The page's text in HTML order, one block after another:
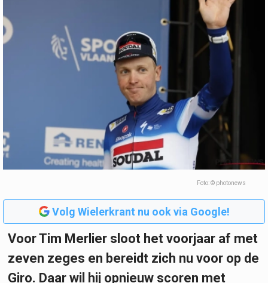
Foto: © photonews
Volg Wielerkrant nu ook via Google!
Voor Tim Merlier sloot het voorjaar af met
zeven zeges en bereidt zich nu voor op de
Giro. Daar wil hij opnieuw scoren met